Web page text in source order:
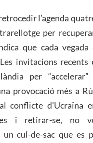
l’agenda
per
que cada vegada
invitacions recents
per “accelerar”
provocació més a
conflicte d’Ucraïna
i retirar-se, no
cul-de-sac que es